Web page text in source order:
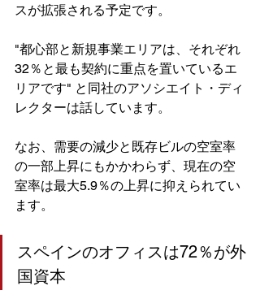
スが拡張される予定です。
"都心部と新規事業エリアは、それぞれ
32％と最も契約に重点を置いているエ
リアです" と同社のアソシエイト・ディ
レクターは話しています。
なお、需要の減少と既存ビルの空室率
の一部上昇にもかかわらず、現在の空
室率は最大5.9％の上昇に抑えられてい
ます。
スペインのオフィスは72％が外
国資本